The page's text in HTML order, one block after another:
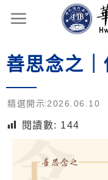
善思念之
精選開示 2026.06.10
閱讀數: 144